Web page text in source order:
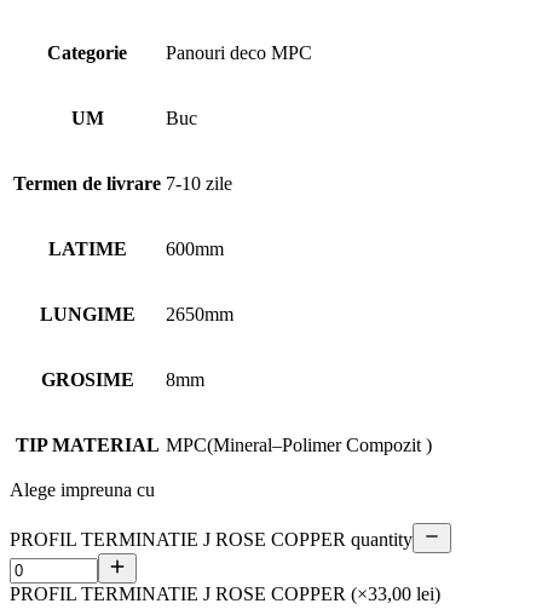
Categorie Panouri deco MPC
UM Buc
Termen de livrare 7-10 zile
LATIME 600mm
LUNGIME 2650mm
GROSIME 8mm
TIP MATERIAL MPC(Mineral–Polimer Compozit )
Alege impreuna cu
PROFIL TERMINATIE J ROSE COPPER quantity
PROFIL TERMINATIE J ROSE COPPER (×33,00 lei)